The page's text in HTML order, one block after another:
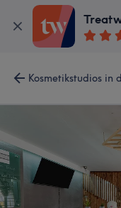
Kosmetikstudios in